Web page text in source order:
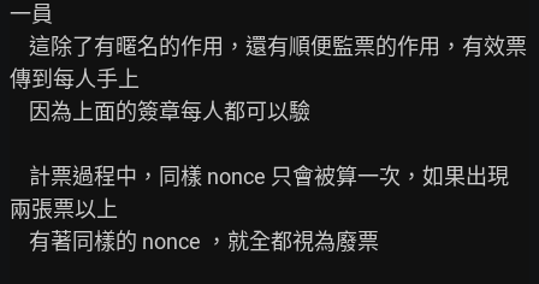
一員
傳到每人手上
兩張票以上